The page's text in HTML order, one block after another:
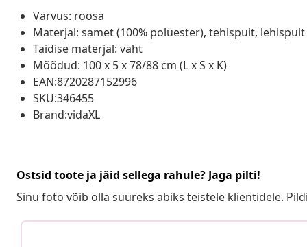
Värvus: roosa
Materjal: samet (100% polüester), tehispuit, lehispuit
Täidise materjal: vaht
Mõõdud: 100 x 5 x 78/88 cm (L x S x K)
EAN:8720287152996
SKU:346455
Brand:vidaXL
Ostsid toote ja jäid sellega rahule? Jaga pilti!
Sinu foto võib olla suureks abiks teistele klientidele.